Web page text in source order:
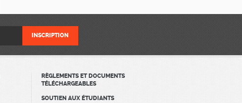
RÈGLEMENTS ET DOCUMENTS
TÉLÉCHARGEABLES
SOUTIEN AUX ÉTUDIANTS